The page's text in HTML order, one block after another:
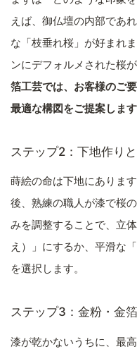
えば、御仏壇の内部であ
な「枝垂れ桜」が好まれ
ンにデフォルメされた桜
箔工芸では、お客様のご
最適な構図をご提案します
ステップ2：下地作り
蒔絵の命は下地にありま
後、熟練の職人が漆で桜
みを調整することで、立
え）」にするか、平滑な
を選択します。
ステップ3：金粉・金
漆が乾かないうちに、最